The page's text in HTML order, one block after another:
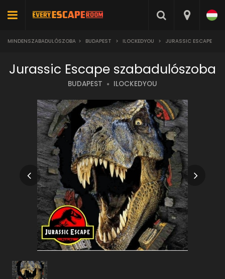
MINDENSZABADULÓSZOBA > BUDAPEST > ILOCKEDYOU > JURASSIC ESCAPE
Jurassic Escape szabadulószoba
BUDAPEST ILOCKEDYOU